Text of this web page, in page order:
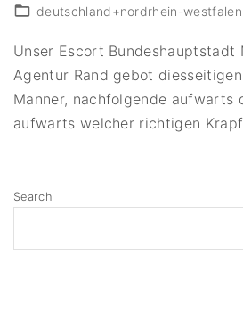
deutschland+nordrhein-
Unser Escort Bundeshauptstadt
Agentur Rand gebot
Manner, nachfolgende aufwarts
aufwarts welcher richtigen
Search